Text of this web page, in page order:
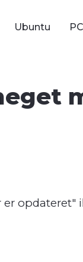
Ubuntu
opdateret"